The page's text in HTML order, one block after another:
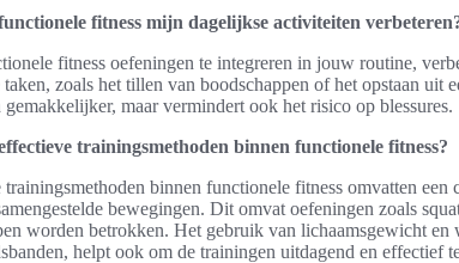
fitness mijn dagelijkse activiteiten
fitness oefeningen te integreren in jouw routine,
zoals het tillen van boodschappen of het opstaan uit
gemakkelijker, maar vermindert ook het risico op blessures.
trainingsmethoden binnen functionele fitness?
binnen functionele fitness omvatten
bewegingen. Dit omvat oefeningen zoals
worden betrokken. Het gebruik van lichaamsgewicht en
helpt ook om de trainingen uitdagend en effectief